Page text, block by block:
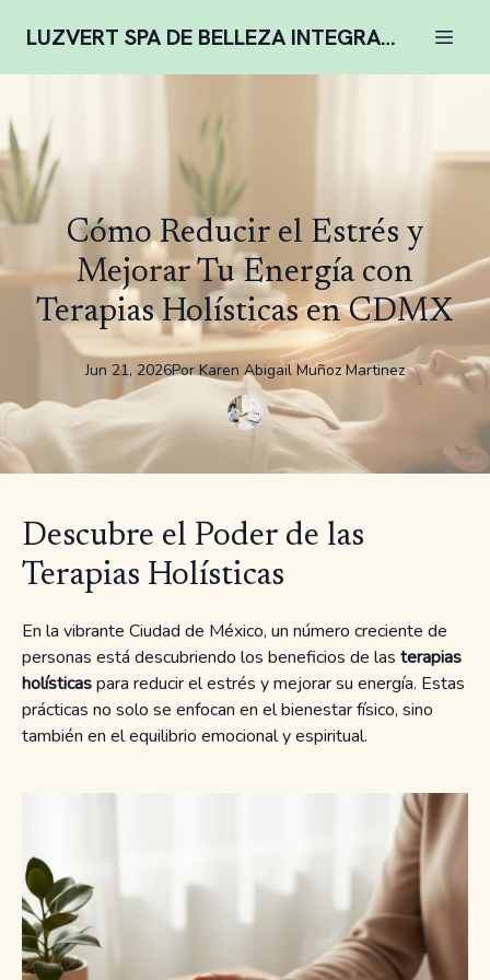
LUZVERT SPA DE BELLEZA INTEGRAL COMPLENTARIA
Cómo Reducir el Estrés y
Mejorar Tu Energía con
Terapias Holísticas en CDMX
Jun 21, 2026Por Karen Abigail Muñoz Martinez
Descubre el Poder de las
Terapias Holísticas
En la vibrante Ciudad de México, un número creciente de
personas está descubriendo los beneficios de las terapias
holísticaspara reducir el estrés y mejorar su energía. Estas
prácticas no solo se enfocan en el bienestar físico, sino
también en el equilibrio emocional y espiritual.